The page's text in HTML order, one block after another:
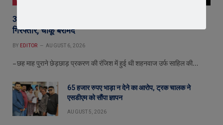
36 घंटे में अंधे कत्ल का खुलासा : सिंदुरकिया हत्याकांड का आरोपी
गिरफ्तार, चाकू बरामद
BY EDITOR AUGUST 6, 2026
– छह माह पुराने छेड़छाड़ प्रकरण की रंजिश में हुई थी शहनवाज उर्फ साहिल की…
65 हजार रुपए भाड़ा न देने का आरोप, ट्रक चालक ने
एसडीएम को सौंपा ज्ञापन
AUGUST 5, 2026